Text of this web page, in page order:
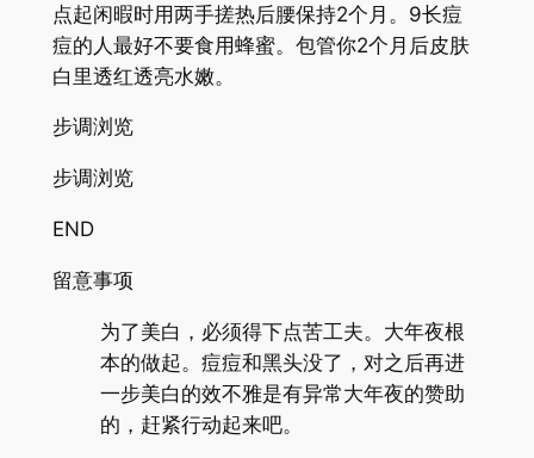
点起闲暇时用两手搓热后腰保持2个月。9长痘
痘的人最好不要食用蜂蜜。包管你2个月后皮肤
白里透红透亮水嫩。
步调浏览
步调浏览
END
留意事项
为了美白，必须得下点苦工夫。大年夜根
本的做起。痘痘和黑头没了，对之后再进
一步美白的效不雅是有异常大年夜的赞助
的，赶紧行动起来吧。